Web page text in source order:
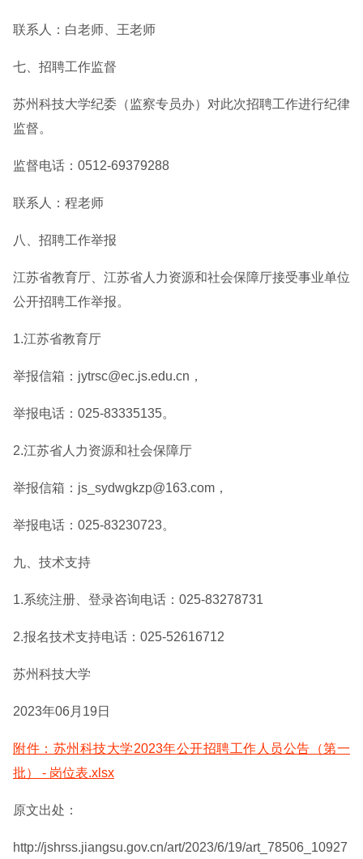
联系人：白老师、王老师
七、招聘工作监督
苏州科技大学纪委（监察专员办）对此次招聘工作进行纪律
监督。
监督电话：0512-69379288
联系人：程老师
八、招聘工作举报
江苏省教育厅、江苏省人力资源和社会保障厅接受事业单位
公开招聘工作举报。
1.江苏省教育厅
举报信箱：jytrsc@ec.js.edu.cn，
举报电话：025-83335135。
2.江苏省人力资源和社会保障厅
举报信箱：js_sydwgkzp@163.com，
举报电话：025-83230723。
九、技术支持
1.系统注册、登录咨询电话：025-83278731
2.报名技术支持电话：025-52616712
苏州科技大学
2023年06月19日
附件：苏州科技大学2023年公开招聘工作人员公告（第一
批） - 岗位表.xlsx
原文出处：
http://jshrss.jiangsu.gov.cn/art/2023/6/19/art_78506_10927